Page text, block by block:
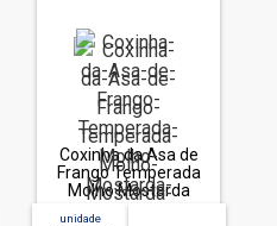
Coxinha da Asa de
Frango Temperada
Molho Mostarda
Perdigão Na Brasa
unidade